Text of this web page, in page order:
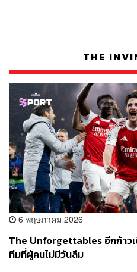
THE
6 พฤษภาคม 2026
The Unforgettables อีกก้าวเ
ทีมที่ผู้คนไม่มีวันลืม